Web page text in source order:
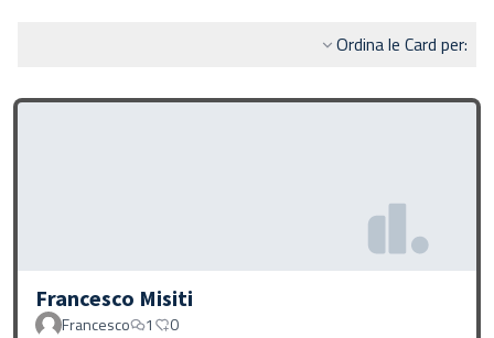
Ordina le Card per:
Francesco Misiti
Francesco 1 0